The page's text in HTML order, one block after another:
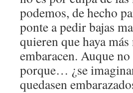
podemos, de hecho
ponte a pedir bajas
quieren que haya
embaracen. Auque
porque… ¿se
quedasen